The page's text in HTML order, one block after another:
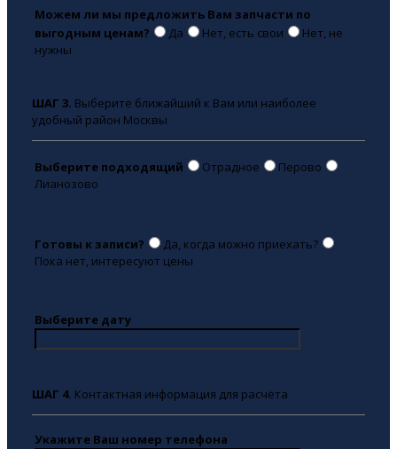
Можем ли мы предложить Вам запчасти по
выгодным ценам?
Да Нет, есть свои
Нет, не
нужны
ШАГ 3. Выберите ближайший к Вам или наиболее
удобный район Москвы
Выберите подходящий Отрадное
Перово
Лианозово
Готовы к записи?
Да, когда можно приехать?
Пока нет, интересуют цены
Выберите дату
ШАГ 4. Контактная информация для расчёта
Укажите Ваш номер телефона